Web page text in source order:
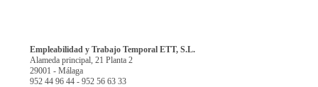
Empleabilidad y Trabajo Temporal ETT, S.L.
Alameda principal, 21 Planta 2
29001 - Málaga
952 44 96 44 - 952 56 63 33